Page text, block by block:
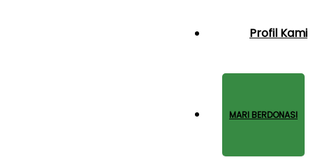
Profil Kami
MARI BERDONASI